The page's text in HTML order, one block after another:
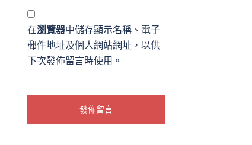
在瀏覽器中儲存顯示名稱、電子
郵件地址及個人網站網址，以供
下次發佈留言時使用。